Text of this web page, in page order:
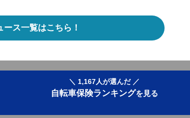
ース一覧はこちら！
＼ 1,167人が選んだ ／
自転車保険ランキングを見る